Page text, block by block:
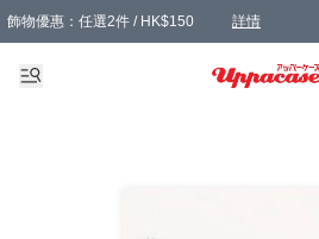
飾物優惠：任選2件 / HK$150 詳情
髮飾優惠：任選2件 / HK$100 詳情
精選襪子優惠：任選3對 / HK$115 詳情
滿額免運：本地訂單滿港幣350元可享免運費優惠